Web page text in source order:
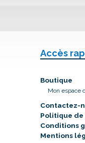
Accès
Boutique
Mon espace
Contactez-
Politique
Conditions
Mentions